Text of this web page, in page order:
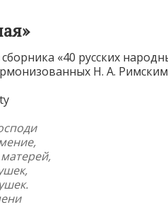
«40 русских
Н. А.